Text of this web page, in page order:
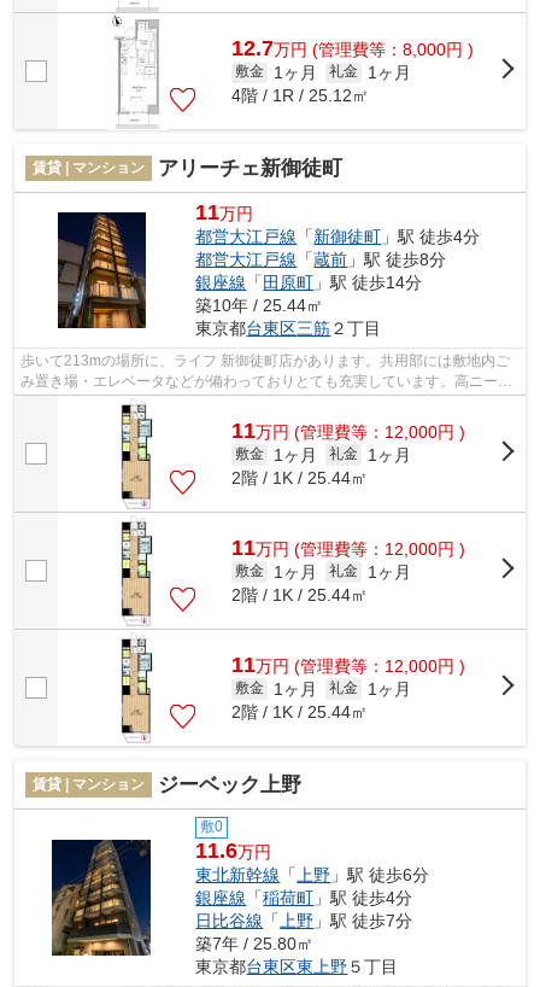
12.7万円 (管理費等：8,000円 )
敷金 1ヶ月 礼金
1ヶ月
4階 / 1R / 25.12㎡
賃貸 | マンション アリーチェ新御徒町
11万円
都営大江戸線 「新御徒町 」駅 徒歩4分
都営大江戸線 「蔵前 」駅 徒歩8分
銀座線 「 田原町 」駅 徒歩14分
築10年 / 25.44㎡
東京都台東区三筋２丁目
歩いて213mの場所に、ライフ 新御徒町店があります。共用部には敷地内ご
み置き場・エレベータなどが備わっておりとても充実しています。高ニーズ
な駅近の物件で、徒歩4分で駅に行くこ...
11万円 (管理費等：12,000円 )
敷金 1ヶ月 礼金
1ヶ月
2階 / 1K / 25.44㎡
11万円 (管理費等：12,000円 )
敷金 1ヶ月 礼金
1ヶ月
2階 / 1K / 25.44㎡
11万円 (管理費等：12,000円 )
敷金 1ヶ月 礼金
1ヶ月
2階 / 1K / 25.44㎡
賃貸 | マンション ジーベック上野
敷0
11.6万円
東北新幹線 「 上野 」駅 徒歩6分
銀座線 「稲荷町 」駅 徒歩4分
日比谷線 「 上野 」駅 徒歩7分
築7年 / 25.80㎡
東京都台東区東上野５丁目